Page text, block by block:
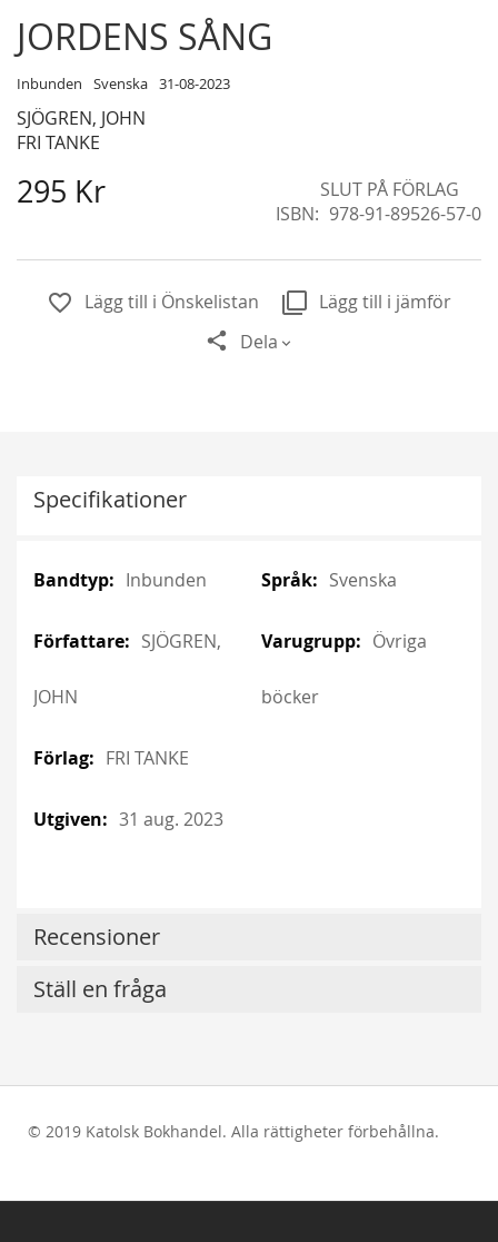
JORDENS SÅNG
Inbunden Svenska 31-08-2023
SJÖGREN, JOHN
FRI TANKE
295 Kr
SLUT PÅ FÖRLAG
ISBN
978-91-89526-57-0
Lägg till i Önskelistan
Lägg till i jämför
Dela
Skip
to
beginning
of
the
gallery
Specifikationer
InformationInbunden
SJÖGREN,
JOHN
FRI TANKE
31 aug. 2023
InformationSvenska
Övriga
böcker
Recensioner
Ställ en fråga
© 2019 Katolsk Bokhandel. Alla rättigheter förbehållna.